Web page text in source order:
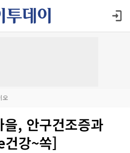
오
, 안구건조증과
건강~쏙]